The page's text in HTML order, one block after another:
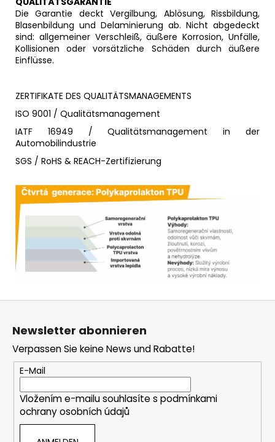
Die Garantie deckt Vergilbung, Ablösung, Rissbildung,
Blasenbildung und Delaminierung ab. Nicht abgedeckt
sind: allgemeiner Verschleiß, äußere Korrosion, Unfälle,
Kollisionen oder vorsätzliche Schäden durch äußere
Einflüsse.
ZERTIFIKATE DES QUALITÄTSMANAGEMENTS
ISO 9001 / Qualitätsmanagement
IATF 16949 / Qualitätsmanagement in der
Automobilindustrie
SGS / RoHS & REACH-Zertifizierung
F
Newsletter abonnieren
Verpassen Sie keine News und Rabatte!
E-Mail
Vložením e-mailu souhlasíte s podmínkami
ochrany osobních údajů